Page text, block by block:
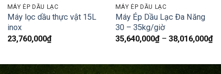
MÁY ÉP DẦU LẠC
Máy lọc dầu thực vật 15L
inox
23,760,000₫
MÁY ÉP DẦU LẠC
Máy Ép Dầu Lạc Đa Năng
30 – 35kg/giờ
35,640,000₫ – 38,016,000₫